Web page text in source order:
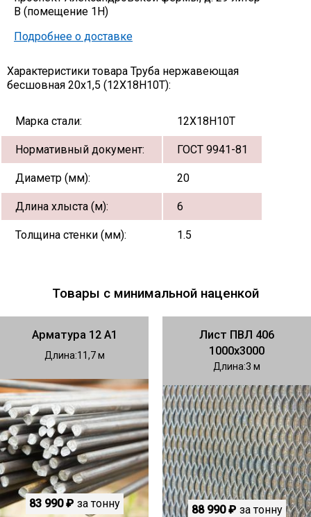
В (помещение 1Н)
Подробнее о доставке
Характеристики товара Труба нержавеющая
бесшовная 20х1,5 (12Х18Н10Т):
Марка стали: 12Х18Н10Т
Нормативный документ: ГОСТ 9941-81
Диаметр (мм): 20
Длина хлыста (м): 6
Толщина стенки (мм): 1.5
Товары с минимальной наценкой
Арматура 12 А1
Длина 11,7
83 990 ₽ за тонну
Лист ПВЛ 406
1000х3000
Длина 3
88 990 ₽ за тонну